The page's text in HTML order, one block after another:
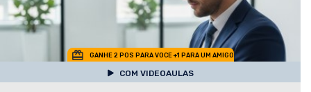
GANHE 2 POS PARA VOCE +1 PARA UM AMIGO
COM VIDEOAULAS